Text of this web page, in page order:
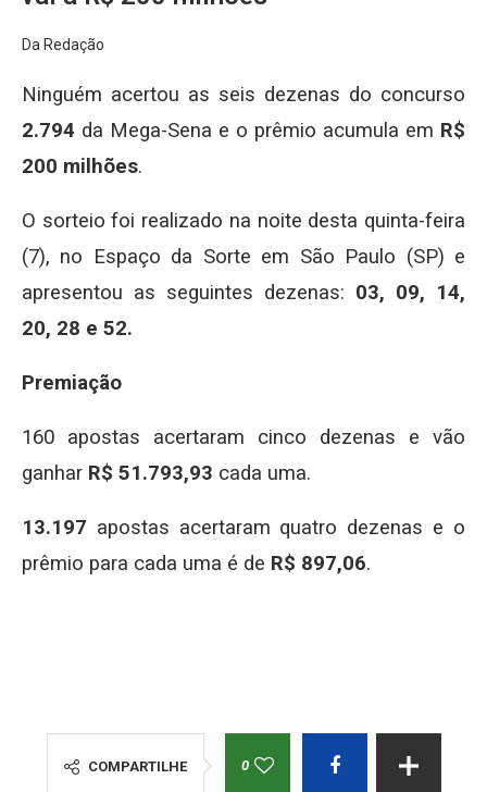
Da Redação
Ninguém acertou as seis dezenas do concurso
2.794 da Mega-Sena e o prêmio acumula em R$
200 milhões.
O sorteio foi realizado na noite desta quinta-feira
(7), no Espaço da Sorte em São Paulo (SP) e
apresentou as seguintes dezenas: 03, 09, 14,
20, 28 e 52.
Premiação
160 apostas acertaram cinco dezenas e vão
ganhar R$ 51.793,93 cada uma.
13.197 apostas acertaram quatro dezenas e o
prêmio para cada uma é de R$ 897,06.
COMPARTILHE 0